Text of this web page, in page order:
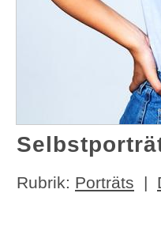
Rubrik: Porträts |